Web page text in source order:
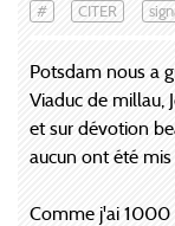
# CITER
Potsdam nous a
Viaduc de millau,
et sur dévotion
aucun ont été
Comme j'ai 1000